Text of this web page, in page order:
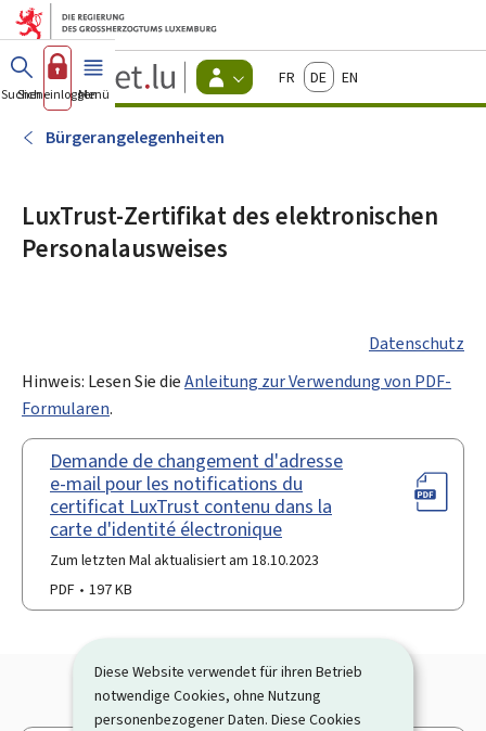
Diese Website verwendet für ihren Betrieb
notwendige Cookies, ohne Nutzung
personenbezogener Daten. Diese Cookies
Zum Hauptmenü
Zum Inhalt
Guichet.lu
Changer
d'espace
FrançaisDeutschEnglish
Suchen
Sich einloggen
Menü Haupt-
Bürgerangelegenheiten
LuxTrust-Zertifikat des elektronischen
Personalausweises
Datenschutz
Hinweis: Lesen Sie dieAnleitung zur Verwendung von PDF-
Formularen.
Demande de changement d'adresse
e-mail pour les notifications du
certificat LuxTrust contenu dans la
carte d'identité électronique
Zum letzten Mal aktualisiert am 18.10.2023
PDF
197 KB